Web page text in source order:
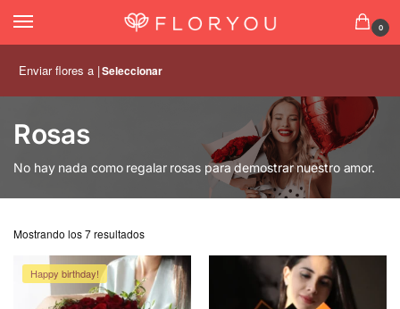
0
Enviar flores a |Seleccionar
Rosas
No hay nada como regalar rosas para demostrar nuestro amor.
Mostrando los 7 resultados
Happy birthday!